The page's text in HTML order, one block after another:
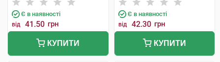
Є в наявності
від 41.50 грн
КУПИТИ
Є в наявності
від 42.30 грн
КУПИТИ